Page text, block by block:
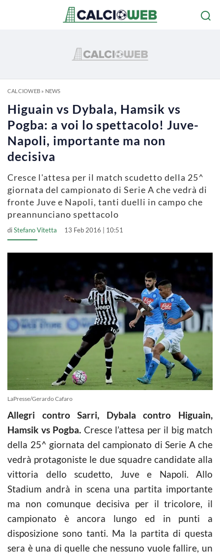
CALCIOWEB» NEWS
Higuain vs Dybala, Hamsik vs
Pogba: a voi lo spettacolo! Juve-
Napoli, importante ma non
decisiva
Cresce l'attesa per il match scudetto della 25^
giornata del campionato di Serie A che vedrà di
fronte Juve e Napoli, tanti duelli in campo che
preannunciano spettacolo
diStefano Vitetta 13 Feb 2016 | 10:51
LaPresse/Gerardo Cafaro
Allegri contro Sarri, Dybala contro Higuain,
Hamsik vs Pogba. Cresce l’attesa per il big match
della 25^ giornata del campionato di Serie A che
vedrà protagoniste le due squadre candidate alla
vittoria dello scudetto, Juve e Napoli. Allo
Stadium andrà in scena una partita importante
ma non comunque decisiva per il tricolore, il
campionato è ancora lungo ed in punti a
disposizione sono tanti. Ma la partita di questa
sera è una di quelle che nessuno vuole fallire, un